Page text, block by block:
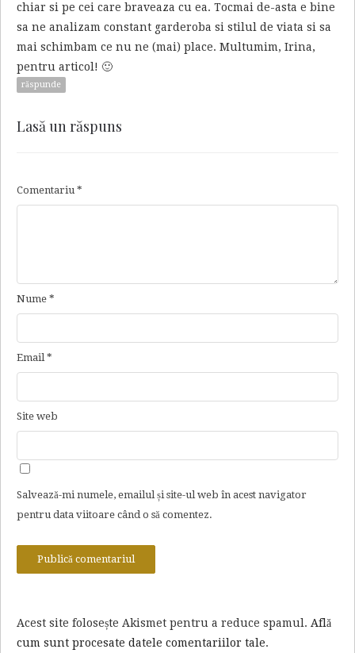
chiar si pe cei care braveaza cu ea. Tocmai de-asta e bine
sa ne analizam constant garderoba si stilul de viata si sa
mai schimbam ce nu ne (mai) place. Multumim, Irina,
pentru articol! 🙂
răspunde
Lasă un răspuns
Comentariu *
Nume *
Email*
Site web
Salvează-mi numele, emailul și site-ul web în acest navigator
pentru data viitoare când o să comentez.
Acest site folosește Akismet pentru a reduce spamul. Află
cum sunt procesate datele comentariilor tale.